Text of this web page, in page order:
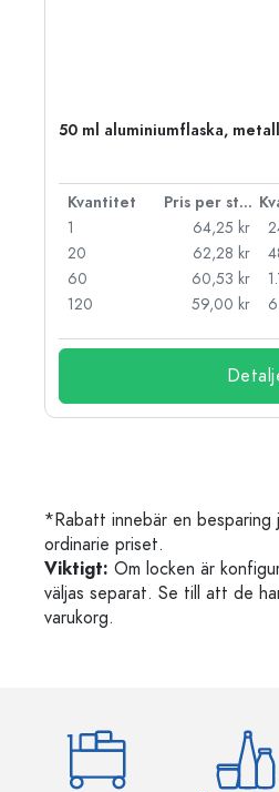
50 ml aluminiumflaska,
Kvantitet Pris per styck
1
64,25 kr
20
62,28 kr
60
60,53 kr
120
59,00 kr
*Rabatt innebär en
ordinarie priset.
Viktigt: Om locken är
väljas separat. Se till att de
varukorg.